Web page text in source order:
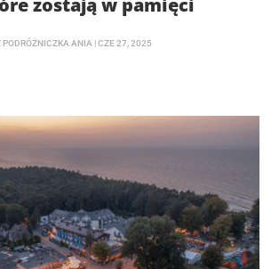
PODRÓŻNICZKA ANIA |CZE 27, 2025